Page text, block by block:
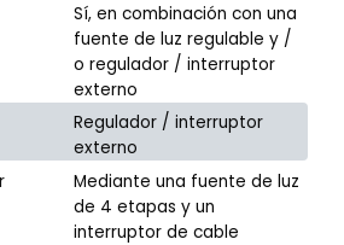
Sí, en combinación con una
fuente de luz regulable y /
o regulador / interruptor
externo
Regulador / interruptor
externo
Mediante una fuente de luz
de 4 etapas y un
interruptor de cable